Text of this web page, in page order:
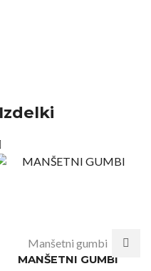
Manšetni gumbi
MANŠETNI GUMBI